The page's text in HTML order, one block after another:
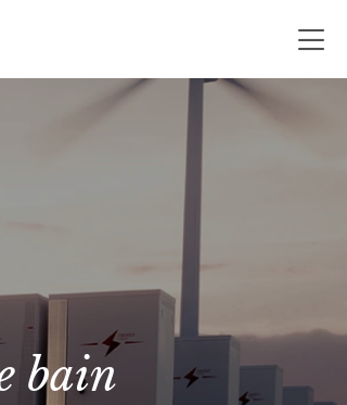
bain